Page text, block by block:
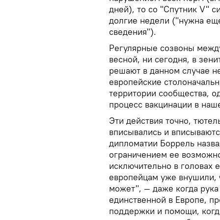
дней), то со "Спутник V"
долгие недели ("нужна
сведения").
Регулярные созвоны
весной, ни сегодня, в
решают в данном случае
европейские
территории сообщества,
процесс вакцинации в
Эти действия точно,
вписывались и
дипломатии Боррель
ограничением ее
исключительно в головах
европейцам уже внушили,
может", — даже когда
единственной в Европе,
поддержки и помощи,